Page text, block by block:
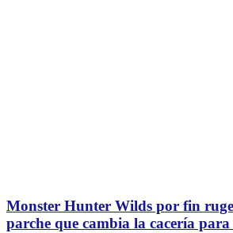
Monster Hunter Wilds por fin
parche que cambia la cacería para